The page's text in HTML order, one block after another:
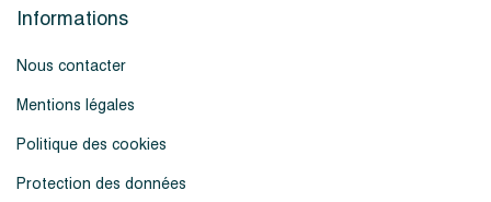
Informations
Nous contacter
Mentions légales
Politique des cookies
Protection des données